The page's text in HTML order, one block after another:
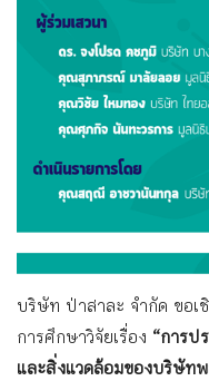
บริษัท ป่าสาละ จำกัด ขอเ
การศึกษาวิจัยเรื่อง “การป
และสิ่งแวดล้อมของบริษัท